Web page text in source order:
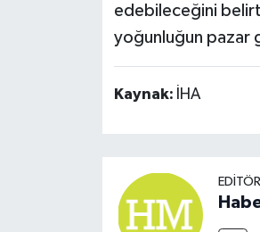
edebileceğini
yoğunluğun pazar
Kaynak: İHA